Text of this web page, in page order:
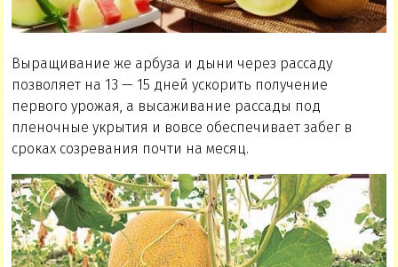
Выращивание же арбуза и дыни через рассаду
позволяет на 13 — 15 дней ускорить получение
первого урожая, а высаживание рассады под
пленочные укрытия и вовсе обеспечивает забег в
сроках созревания почти на месяц.